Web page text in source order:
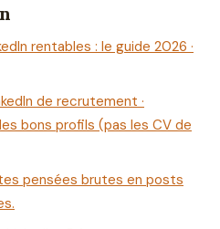
rentables : le guide 2026 ·
de recrutement ·
bons profils (pas les CV de
pensées brutes en posts